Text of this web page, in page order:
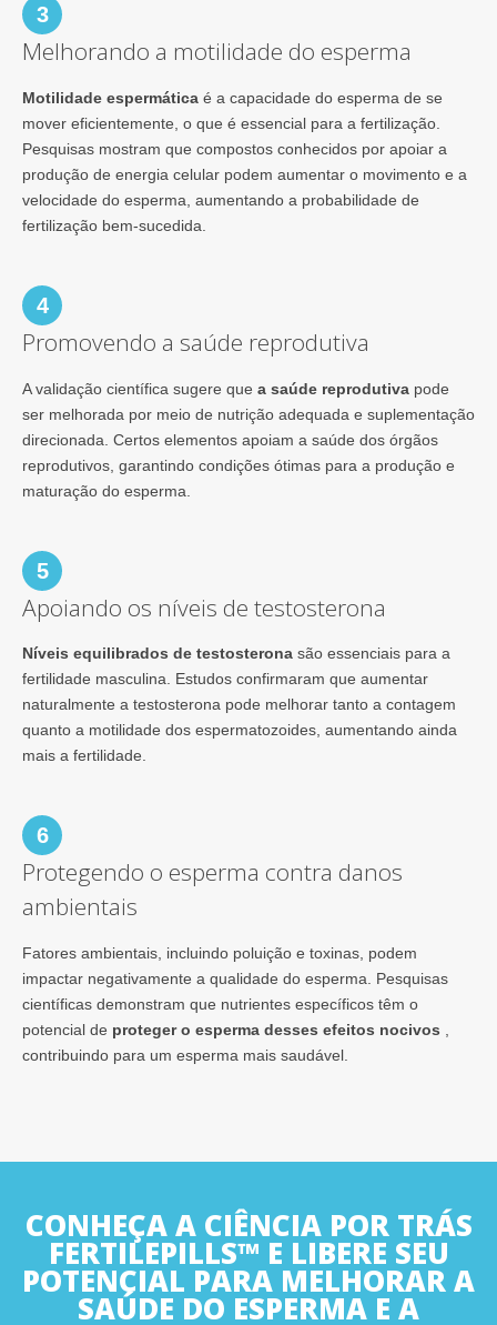
3
Melhorando a motilidade do esperma
Motilidade espermática é a capacidade do esperma de se
mover eficientemente, o que é essencial para a fertilização.
Pesquisas mostram que compostos conhecidos por apoiar a
produção de energia celular podem aumentar o movimento e a
velocidade do esperma, aumentando a probabilidade de
fertilização bem-sucedida.
4
Promovendo a saúde reprodutiva
A validação científica sugere que a saúde reprodutiva pode
ser melhorada por meio de nutrição adequada e suplementação
direcionada. Certos elementos apoiam a saúde dos órgãos
reprodutivos, garantindo condições ótimas para a produção e
maturação do esperma.
5
Apoiando os níveis de testosterona
Níveis equilibrados de testosterona são essenciais para a
fertilidade masculina. Estudos confirmaram que aumentar
naturalmente a testosterona pode melhorar tanto a contagem
quanto a motilidade dos espermatozoides, aumentando ainda
mais a fertilidade.
6
Protegendo o esperma contra danos
ambientais
Fatores ambientais, incluindo poluição e toxinas, podem
impactar negativamente a qualidade do esperma. Pesquisas
científicas demonstram que nutrientes específicos têm o
potencial de proteger o esperma desses efeitos nocivos ,
contribuindo para um esperma mais saudável.
CONHEÇA A CIÊNCIA POR TRÁS
FERTILEPILLS™ E LIBERE SEU
POTENCIAL PARA MELHORAR A
SAÚDE DO ESPERMA E A